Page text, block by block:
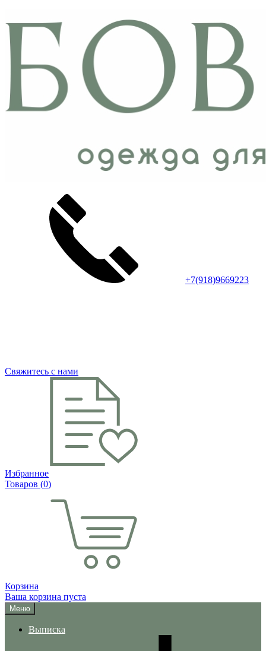
+7(918)9669223
Свяжитесь с нами
Избранное
Товаров (0)
Корзина
Ваша корзина пуста
Меню
Выписка